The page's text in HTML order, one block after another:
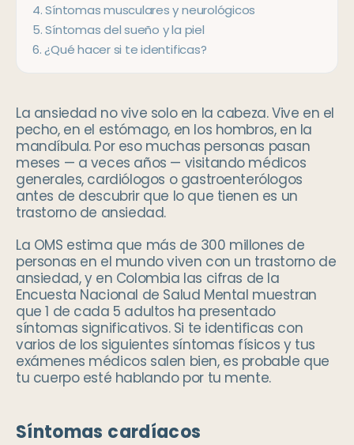
4.Síntomas musculares y neurológicos
5.Síntomas del sueño y la piel
6.¿Qué hacer si te identificas?
La ansiedad no vive solo en la cabeza. Vive en el
pecho, en el estómago, en los hombros, en la
mandíbula. Por eso muchas personas pasan
meses — a veces años — visitando médicos
generales, cardiólogos o gastroenterólogos
antes de descubrir que lo que tienen es un
trastorno de ansiedad.
La OMS estima que más de 300 millones de
personas en el mundo viven con un trastorno de
ansiedad, y en Colombia las cifras de la
Encuesta Nacional de Salud Mental muestran
que 1 de cada 5 adultos ha presentado
síntomas significativos. Si te identificas con
varios de los siguientes síntomas físicos y tus
exámenes médicos salen bien, es probable que
tu cuerpo esté hablando por tu mente.
Síntomas cardíacos